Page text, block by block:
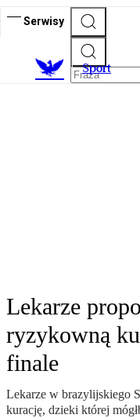
Serwisy
Sport
Lekarze
ryzykowną
finale
Lekarze w brazylijskiego
kurację, dzieki której